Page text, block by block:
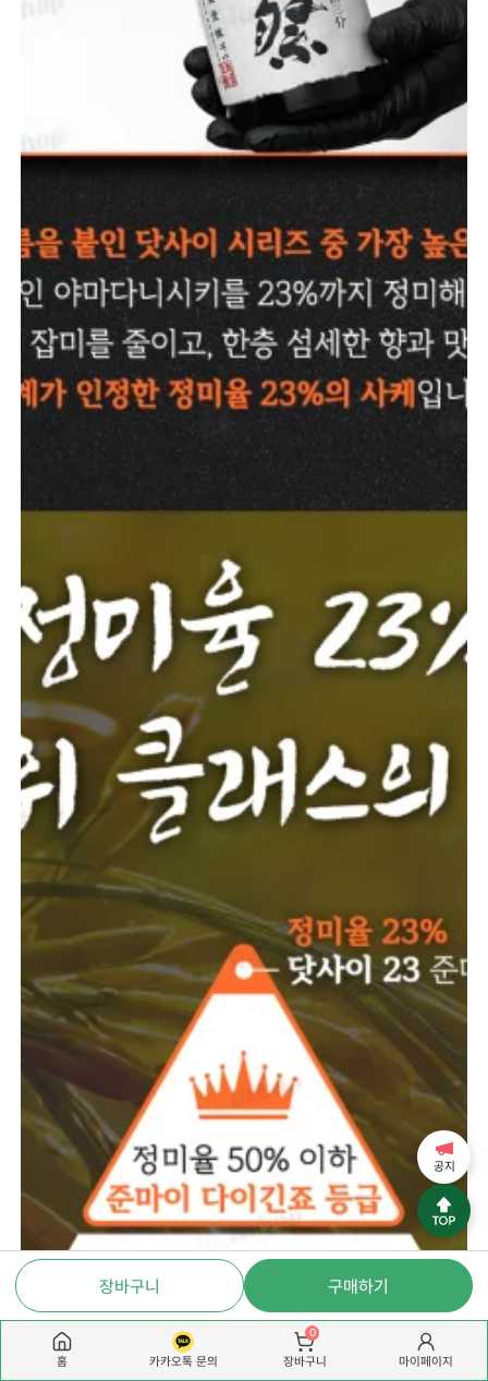
장바구니 구매하기
공지
홈 카카오톡 문의
0
장바구니 마이페이지